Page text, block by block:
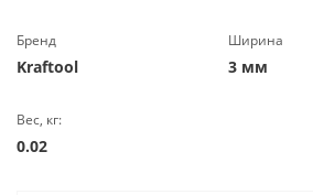
Бренд
Kraftool
Ширина
3 мм
Вес, кг:
0.02